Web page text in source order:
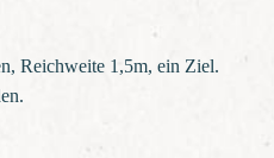
Reichweite 1,5m, ein Ziel.